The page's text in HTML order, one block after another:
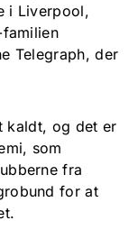
i Liverpool,
Telegraph, der
kaldt, og det er
som
fra
for at